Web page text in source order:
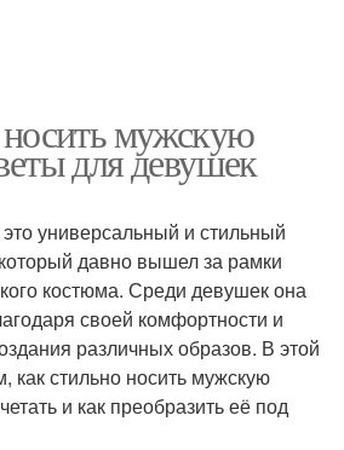
мужскую
для девушек
универсальный и стильный
давно вышел за рамки
костюма. Среди девушек она
своей комфортности и
различных образов. В этой
как стильно носить мужскую
и как преобразить её под